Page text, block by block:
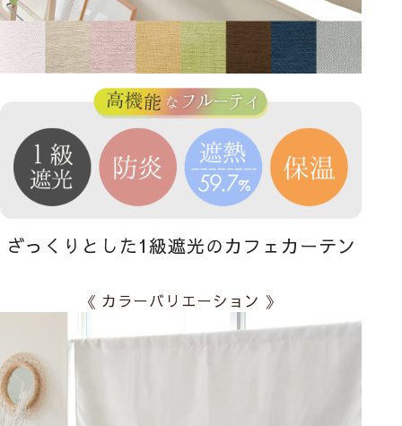
ざっくりとした1級遮光のカフェカーテン
《 カラーバリエーション 》